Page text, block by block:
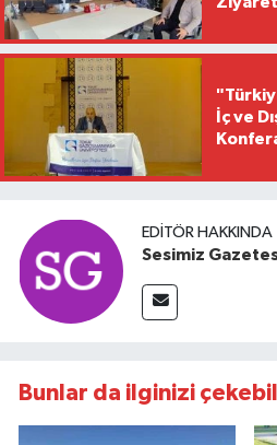
İç ve
EDITÖR HAKKINDA
Sesimiz
Bunlar da ilginizi